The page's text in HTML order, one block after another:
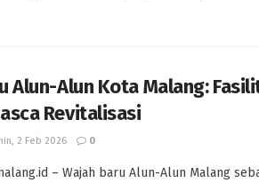
Alun-Alun Kota Malang:
Revitalisasi
2 Feb 2026 0
– Wajah baru Alun-Alun Malang